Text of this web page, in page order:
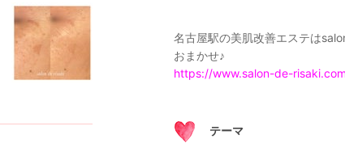
名古屋駅の美肌改善エステは
おまかせ♪
https://www.salon-de-risaki.com
テーマ